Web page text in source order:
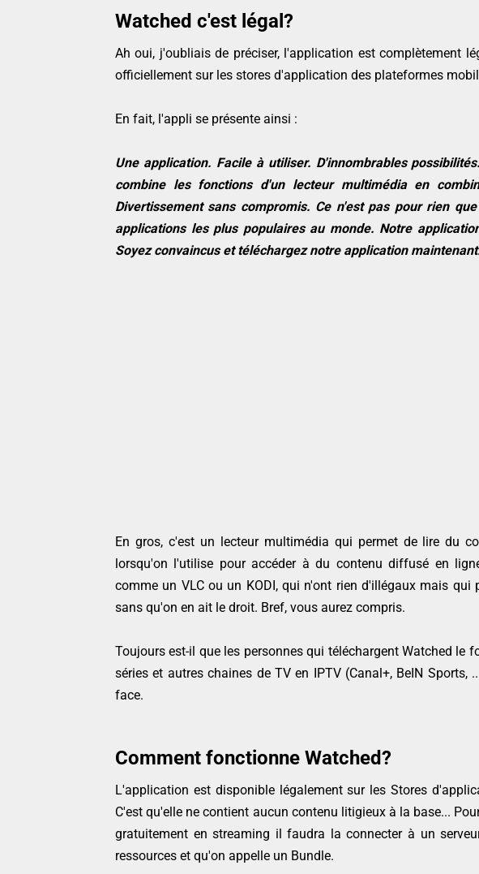
Watched c'est légal?
Ah oui, j'oubliais de préciser, l'application est complètement
officiellement sur les stores d'application des plateformes
En fait, l'appli se présente ainsi :
Une application. Facile à utiliser. D'innombrables
combine les fonctions d'un lecteur multimédia en
Divertissement sans compromis. Ce n'est pas pour rien
applications les plus populaires au monde. Notre
Soyez convaincus et téléchargez notre application
En gros, c'est un lecteur multimédia qui permet de lire du
lorsqu'on l'utilise pour accéder à du contenu diffusé en
comme un VLC ou un KODI, qui n'ont rien d'illégaux mais qui
sans qu'on en ait le droit. Bref, vous aurez compris.
Toujours est-il que les personnes qui téléchargent Watched le
séries et autres chaines de TV en IPTV (Canal+, BeIN
face.
Comment fonctionne Watched?
L'application est disponible légalement sur les Stores
C'est qu'elle ne contient aucun contenu litigieux à la base...
gratuitement en streaming il faudra la connecter à un
ressources et qu'on appelle un Bundle.